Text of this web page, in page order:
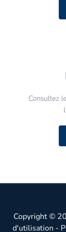
Consultez
Copyright ©
d'utilisation -